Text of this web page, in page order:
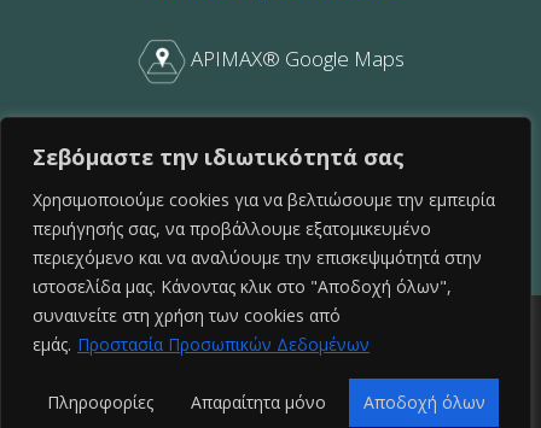
Σεβόμαστε την ιδιωτικότητά σας
Χρησιμοποιούμε cookies για να βελτιώσουμε την εμπειρία
περιήγησής σας, να προβάλλουμε εξατομικευμένο
περιεχόμενο και να αναλύουμε την επισκεψιμότητά στην
ιστοσελίδα μας. Κάνοντας κλικ στο "Αποδοχή όλων",
συναινείτε στη χρήση των cookies από
εμάς. Προστασία Προσωπικών Δεδομένων
Πληροφορίες Απαραίτητα μόνο Αποδοχή όλων
APIMAX® Google Maps
Follow APIMAX on Facebook
© 2026 APIMAX
0